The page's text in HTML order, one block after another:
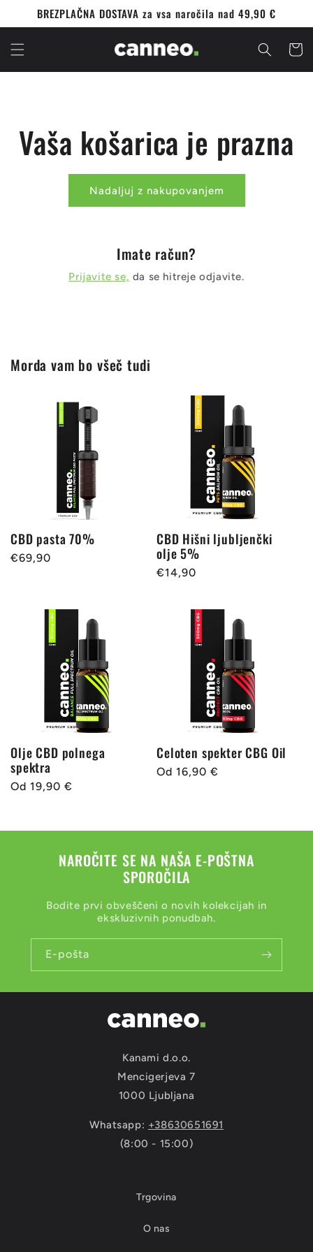
vsebino
BREZPLAČNA DOSTAVA za vsa naročila nad 49,90 €
Vaša košarica je prazna
Nadaljuj z nakupovanjem
Imate račun?
Prijavite se, da se hitreje odjavite.
Morda vam bo všeč tudi
CBD pasta 70%
Redna
€69,90
CBD Hišni ljubljenčki
olje 5%
Redna
€14,90
Olje CBD polnega
spektra
Redna
Od 19,90 €
Celoten spekter CBG Oil
Redna
Od 16,90 €
NAROČITE SE NA NAŠA E-POŠTNA
SPOROČILA
Bodite prvi obveščeni o novih kolekcijah in
ekskluzivnih ponudbah.
E-pošta
Kanami d.o.o.
Mencigerjeva 7
1000 Ljubljana
Whatsapp: +38630651691
(8:00 - 15:00)
Trgovina
O nas